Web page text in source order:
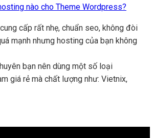
nào cho Theme Wordpress?
cấp rất nhẹ, chuẩn seo, không đòi
mạnh nhưng hosting của bạn không
bạn nên dùng một số loại
giá rẻ mà chất lượng như: Vietnix,